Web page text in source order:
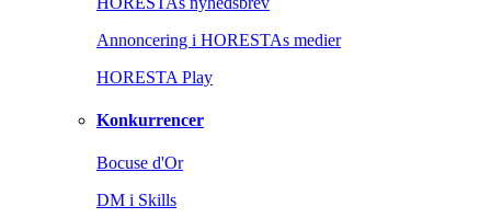
Annoncering i HORESTAs medier
HORESTA Play
Konkurrencer
Bocuse d'Or
DM i Skills